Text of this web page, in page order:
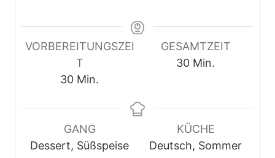
VORBEREITUNGSZEI
T
30M
n
u
Min.
GESAMTZEIT
30M
u
t
e
Min.
GANG
Dessert, Süßspeise
KÜCHE
Deutsch, Sommer